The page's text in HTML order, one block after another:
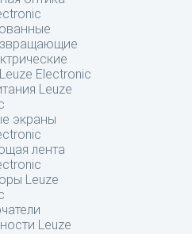
Electronic
Leuze
экраны
лента
Leuze
Leuze